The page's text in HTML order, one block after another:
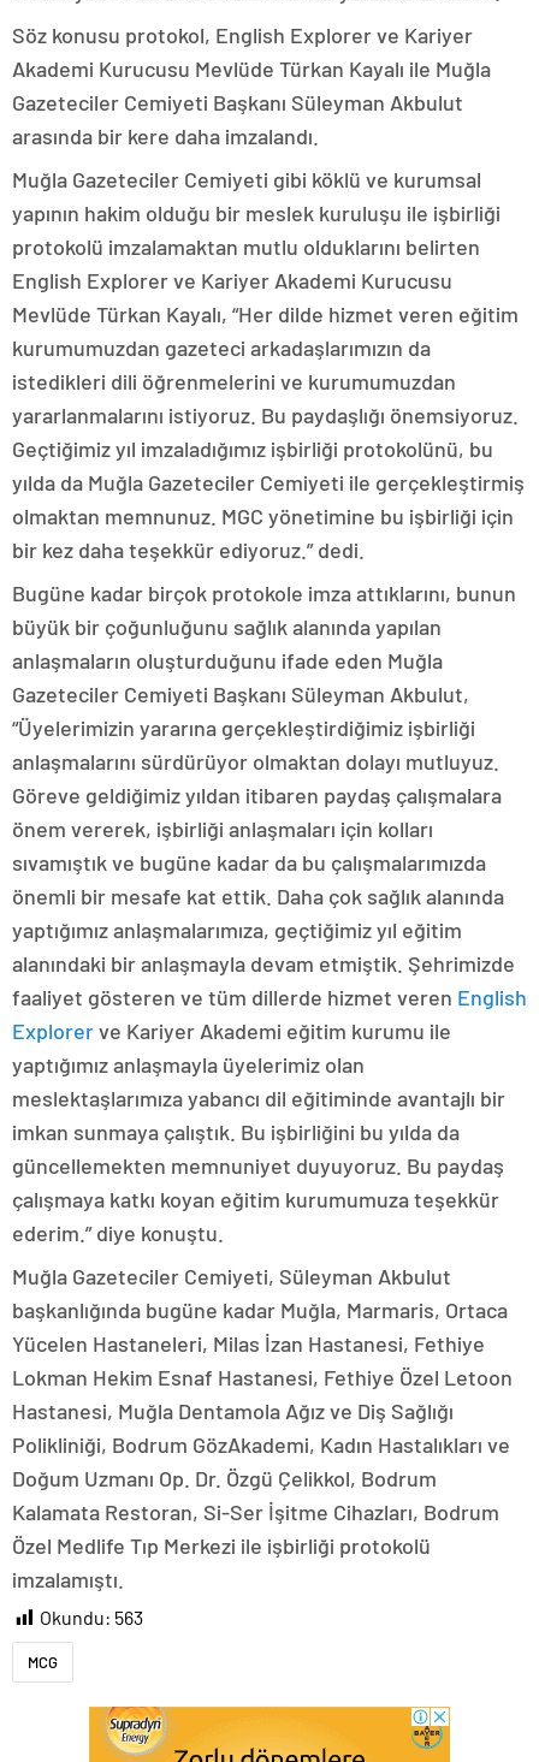
Söz konusu protokol, English Explorer ve Kariyer
Akademi Kurucusu Mevlüde Türkan Kayalı ile Muğla
Gazeteciler Cemiyeti Başkanı Süleyman Akbulut
arasında bir kere daha imzalandı.
Muğla Gazeteciler Cemiyeti gibi köklü ve kurumsal
yapının hakim olduğu bir meslek kuruluşu ile işbirliği
protokolü imzalamaktan mutlu olduklarını belirten
English Explorer ve Kariyer Akademi Kurucusu
Mevlüde Türkan Kayalı, “Her dilde hizmet veren eğitim
kurumumuzdan gazeteci arkadaşlarımızın da
istedikleri dili öğrenmelerini ve kurumumuzdan
yararlanmalarını istiyoruz. Bu paydaşlığı önemsiyoruz.
Geçtiğimiz yıl imzaladığımız işbirliği protokolünü, bu
yılda da Muğla Gazeteciler Cemiyeti ile gerçekleştirmiş
olmaktan memnunuz. MGC yönetimine bu işbirliği için
bir kez daha teşekkür ediyoruz.” dedi.
Bugüne kadar birçok protokole imza attıklarını, bunun
büyük bir çoğunluğunu sağlık alanında yapılan
anlaşmaların oluşturduğunu ifade eden Muğla
Gazeteciler Cemiyeti Başkanı Süleyman Akbulut,
“Üyelerimizin yararına gerçekleştirdiğimiz işbirliği
anlaşmalarını sürdürüyor olmaktan dolayı mutluyuz.
Göreve geldiğimiz yıldan itibaren paydaş çalışmalara
önem vererek, işbirliği anlaşmaları için kolları
sıvamıştık ve bugüne kadar da bu çalışmalarımızda
önemli bir mesafe kat ettik. Daha çok sağlık alanında
yaptığımız anlaşmalarımıza, geçtiğimiz yıl eğitim
alanındaki bir anlaşmayla devam etmiştik. Şehrimizde
faaliyet gösteren ve tüm dillerde hizmet veren English
Explorerve Kariyer Akademi eğitim kurumu ile
yaptığımız anlaşmayla üyelerimiz olan
meslektaşlarımıza yabancı dil eğitiminde avantajlı bir
imkan sunmaya çalıştık. Bu işbirliğini bu yılda da
güncellemekten memnuniyet duyuyoruz. Bu paydaş
çalışmaya katkı koyan eğitim kurumumuza teşekkür
ederim.” diye konuştu.
Muğla Gazeteciler Cemiyeti, Süleyman Akbulut
başkanlığında bugüne kadar Muğla, Marmaris, Ortaca
Yücelen Hastaneleri, Milas İzan Hastanesi, Fethiye
Lokman Hekim Esnaf Hastanesi, Fethiye Özel Letoon
Hastanesi, Muğla Dentamola Ağız ve Diş Sağlığı
Polikliniği, Bodrum GözAkademi, Kadın Hastalıkları ve
Doğum Uzmanı Op. Dr. Özgü Çelikkol, Bodrum
Kalamata Restoran, Si-Ser İşitme Cihazları, Bodrum
Özel Medlife Tıp Merkezi ile işbirliği protokolü
imzalamıştı.
Okundu: 563
MCG